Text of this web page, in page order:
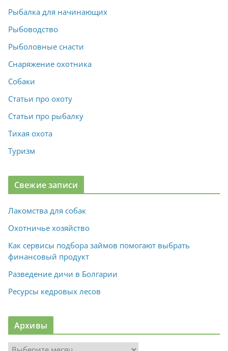
Рыбалка для начинающих
Рыбоводство
Рыболовные снасти
Снаряжение охотника
Собаки
Статьи про охоту
Статьи про рыбалку
Тихая охота
Туризм
Свежие записи
Лакомства для собак
Охотничье хозяйство
Как сервисы подбора займов помогают выбрать
финансовый продукт
Разведение дичи в Болгарии
Ресурсы кедровых лесов
Архивы